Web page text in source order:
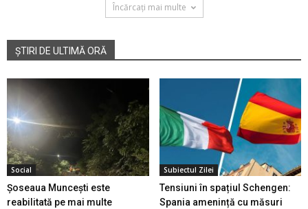
Încărcați mai multe
ȘTIRI DE ULTIMĂ ORĂ
Social
Șoseaua Muncești este
reabilitată pe mai multe
Subiectul Zilei
Tensiuni în spațiul Schengen:
Spania amenință cu măsuri